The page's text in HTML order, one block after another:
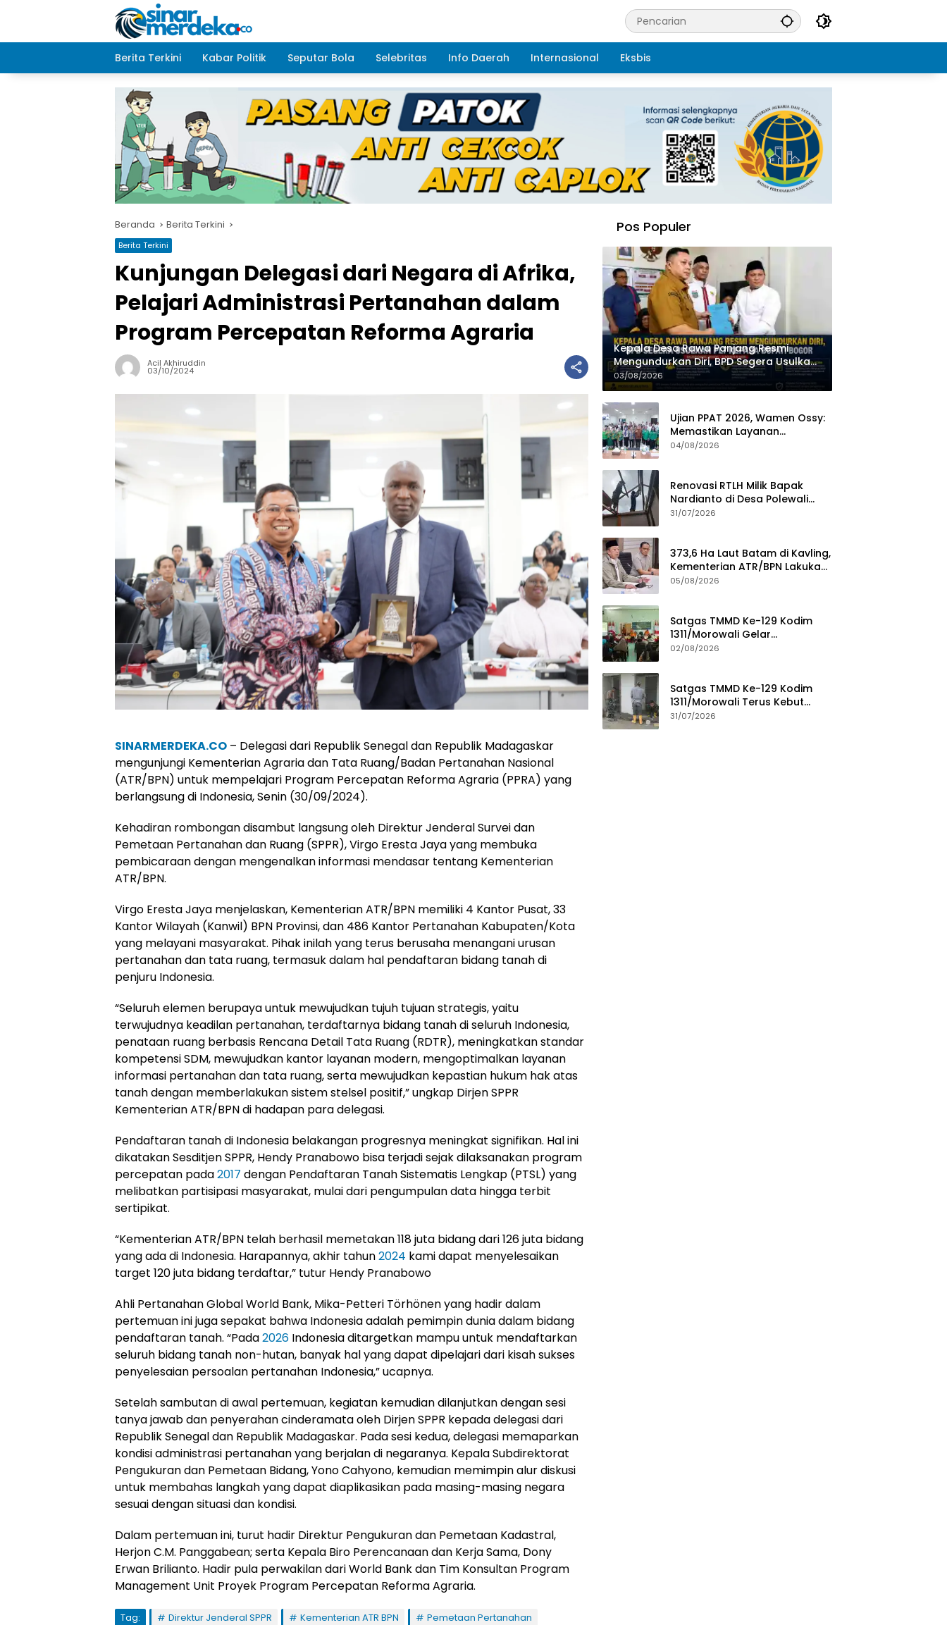
Berita Terkini
Kabar Politik Seputar Bola Selebritas Info Daerah Internasional Eksbis
Beranda Berita Terkini
Berita Terkini
Kunjungan Delegasi dari Negara di Afrika,
Pelajari Administrasi Pertanahan dalam
Program Percepatan Reforma Agraria
Acil Akhiruddin
03/10/2024
SINARMERDEKA.CO – Delegasi dari Republik Senegal dan Republik Madagaskar
mengunjungi Kementerian Agraria dan Tata Ruang/Badan Pertanahan Nasional
(ATR/BPN) untuk mempelajari Program Percepatan Reforma Agraria (PPRA) yang
berlangsung di Indonesia, Senin (30/09/2024).
Kehadiran rombongan disambut langsung oleh Direktur Jenderal Survei dan
Pemetaan Pertanahan dan Ruang (SPPR), Virgo Eresta Jaya yang membuka
pembicaraan dengan mengenalkan informasi mendasar tentang Kementerian
ATR/BPN.
Virgo Eresta Jaya menjelaskan, Kementerian ATR/BPN memiliki 4 Kantor Pusat, 33
Kantor Wilayah (Kanwil) BPN Provinsi, dan 486 Kantor Pertanahan Kabupaten/Kota
yang melayani masyarakat. Pihak inilah yang terus berusaha menangani urusan
pertanahan dan tata ruang, termasuk dalam hal pendaftaran bidang tanah di
penjuru Indonesia.
“Seluruh elemen berupaya untuk mewujudkan tujuh tujuan strategis, yaitu
terwujudnya keadilan pertanahan, terdaftarnya bidang tanah di seluruh Indonesia,
penataan ruang berbasis Rencana Detail Tata Ruang (RDTR), meningkatkan standar
kompetensi SDM, mewujudkan kantor layanan modern, mengoptimalkan layanan
informasi pertanahan dan tata ruang, serta mewujudkan kepastian hukum hak atas
tanah dengan memberlakukan sistem stelsel positif,” ungkap Dirjen SPPR
Kementerian ATR/BPN di hadapan para delegasi.
Pendaftaran tanah di Indonesia belakangan progresnya meningkat signifikan. Hal ini
dikatakan Sesditjen SPPR, Hendy Pranabowo bisa terjadi sejak dilaksanakan program
percepatan pada2017 dengan Pendaftaran Tanah Sistematis Lengkap (PTSL) yang
melibatkan partisipasi masyarakat, mulai dari pengumpulan data hingga terbit
sertipikat.
“Kementerian ATR/BPN telah berhasil memetakan 118 juta bidang dari 126 juta bidang
yang ada di Indonesia. Harapannya, akhir tahun2024 kami dapat menyelesaikan
target 120 juta bidang terdaftar,” tutur Hendy Pranabowo
Ahli Pertanahan Global World Bank, Mika-Petteri Törhönen yang hadir dalam
pertemuan ini juga sepakat bahwa Indonesia adalah pemimpin dunia dalam bidang
pendaftaran tanah. “Pada2026 Indonesia ditargetkan mampu untuk mendaftarkan
seluruh bidang tanah non-hutan, banyak hal yang dapat dipelajari dari kisah sukses
penyelesaian persoalan pertanahan Indonesia,” ucapnya.
Setelah sambutan di awal pertemuan, kegiatan kemudian dilanjutkan dengan sesi
tanya jawab dan penyerahan cinderamata oleh Dirjen SPPR kepada delegasi dari
Republik Senegal dan Republik Madagaskar. Pada sesi kedua, delegasi memaparkan
kondisi administrasi pertanahan yang berjalan di negaranya. Kepala Subdirektorat
Pengukuran dan Pemetaan Bidang, Yono Cahyono, kemudian memimpin alur diskusi
untuk membahas langkah yang dapat diaplikasikan pada masing-masing negara
sesuai dengan situasi dan kondisi.
Dalam pertemuan ini, turut hadir Direktur Pengukuran dan Pemetaan Kadastral,
Herjon C.M. Panggabean; serta Kepala Biro Perencanaan dan Kerja Sama, Dony
Erwan Brilianto. Hadir pula perwakilan dari World Bank dan Tim Konsultan Program
Management Unit Proyek Program Percepatan Reforma Agraria.
Tag: Direktur Jenderal SPPR Kementerian ATR BPN
Pemetaan Pertanahan
Pos Populer
Kepala Desa Rawa Panjang Resmi
Mengundurkan Diri, BPD Segera Usulkan
PLT kepada Bupati Bogor
03/08/2026
Ujian PPAT 2026, Wamen Ossy:
Memastikan Layanan
Pertanahan dari PPAT yang
04/08/2026
Renovasi RTLH Milik Bapak
Nardianto di Desa Polewali
Memasuki Tahap Pemasangan
31/07/2026
373,6 Ha Laut Batam di Kavling,
Kementerian ATR/BPN Lakukan
Investigasi
05/08/2026
Satgas TMMD Ke-129 Kodim
1311/Morowali Gelar
Penyuluhan Mitigasi Bencana
02/08/2026
Satgas TMMD Ke-129 Kodim
1311/Morowali Terus Kebut
Penyelesaian Pembangunan
31/07/2026